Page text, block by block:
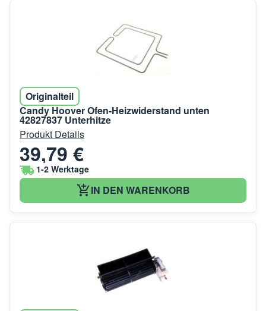
Originalteil
Candy Hoover Ofen-Heizwiderstand unten
42827837 Unterhitze
Produkt Details
39,79 €
1-2 Werktage
IN DEN WARENKORB